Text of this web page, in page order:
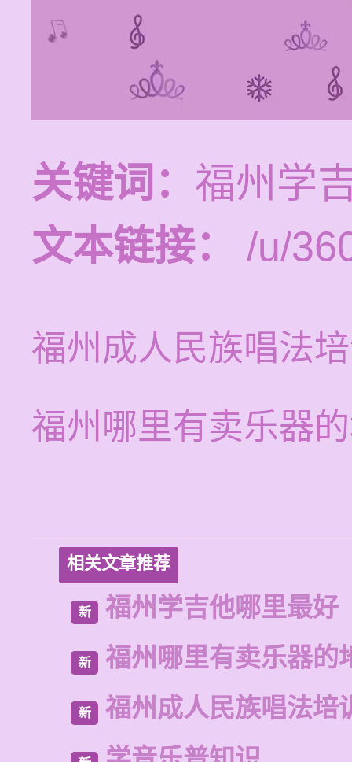
关键词： 福州学
文本链接：
/u/
福州成人民族唱法
福州哪里有卖乐器
相关文章推荐
新 福州学吉他哪里最好
新 福州哪里有卖乐器的
新 福州成人民族唱法培